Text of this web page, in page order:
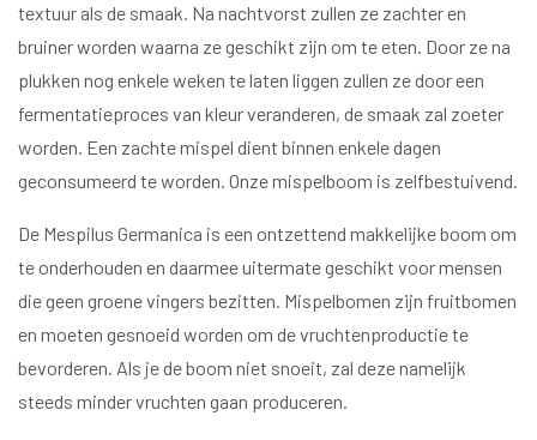
textuur als de smaak. Na nachtvorst zullen ze zachter en
bruiner worden waarna ze geschikt zijn om te eten. Door ze na
plukken nog enkele weken te laten liggen zullen ze door een
fermentatieproces van kleur veranderen, de smaak zal zoeter
worden. Een zachte mispel dient binnen enkele dagen
geconsumeerd te worden. Onze mispelboom is zelfbestuivend.
De Mespilus Germanica is een ontzettend makkelijke boom om
te onderhouden en daarmee uitermate geschikt voor mensen
die geen groene vingers bezitten. Mispelbomen zijn fruitbomen
en moeten gesnoeid worden om de vruchtenproductie te
bevorderen. Als je de boom niet snoeit, zal deze namelijk
steeds minder vruchten gaan produceren.